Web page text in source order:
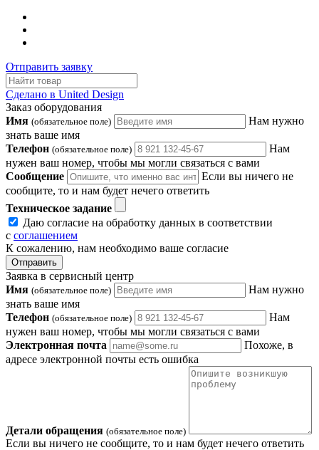
Отправить заявку
Сделано в United Design
Заказ оборудования
Имя (обязательное поле)
Нам нужно
знать ваше имя
Телефон (обязательное поле)
Нам
нужен ваш номер, чтобы мы могли связаться с вами
Сообщение
Если вы ничего не
сообщите, то и нам будет нечего ответить
Техническое задание
Даю согласие на обработку данных в соответствии
с соглашением
К сожалению, нам необходимо ваше согласие
Отправить
Заявка в сервисный центр
Имя (обязательное поле)
Нам нужно
знать ваше имя
Телефон (обязательное поле)
Нам
нужен ваш номер, чтобы мы могли связаться с вами
Электронная почта
Похоже, в
адресе электронной почты есть ошибка
Детали обращения (обязательное поле)
Если вы ничего не сообщите, то и нам будет нечего ответить